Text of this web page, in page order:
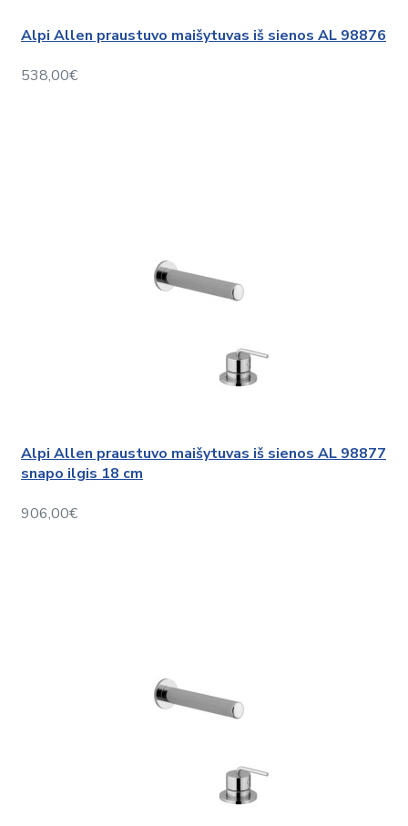
Alpi Allen praustuvo maišytuvas iš sienos AL 98876
538,00€
Alpi Allen praustuvo maišytuvas iš sienos AL 98877
snapo ilgis 18 cm
906,00€